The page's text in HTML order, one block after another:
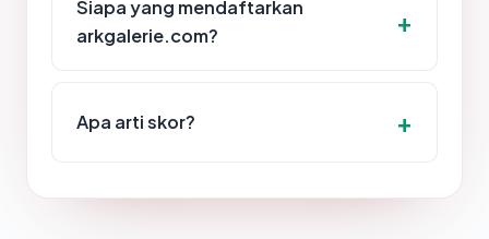
Siapa yang mendaftarkan
arkgalerie.com?
Apa arti skor?